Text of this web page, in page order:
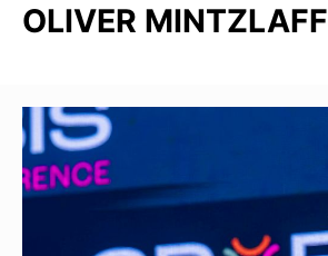
OLIVER MINTZLAFF